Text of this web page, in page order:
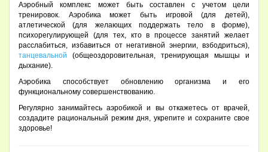
Аэробный комплекс может быть составлен с учетом цели
тренировок. Аэробика может быть игровой (для детей),
атлетической (для желающих поддержать тело в форме),
психорегулирующей (для тех, кто в процессе занятий желает
расслабиться, избавиться от негативной энергии, взбодриться),
танцевальной (общеоздоровительная, тренирующая мышцы и
дыхание).
Аэробика способствует обновлению организма и его
функциональному совершенствованию.
Регулярно занимайтесь аэробикой и вы откажетесь от врачей,
создадите рациональный режим дня, укрепите и сохраните свое
здоровье!